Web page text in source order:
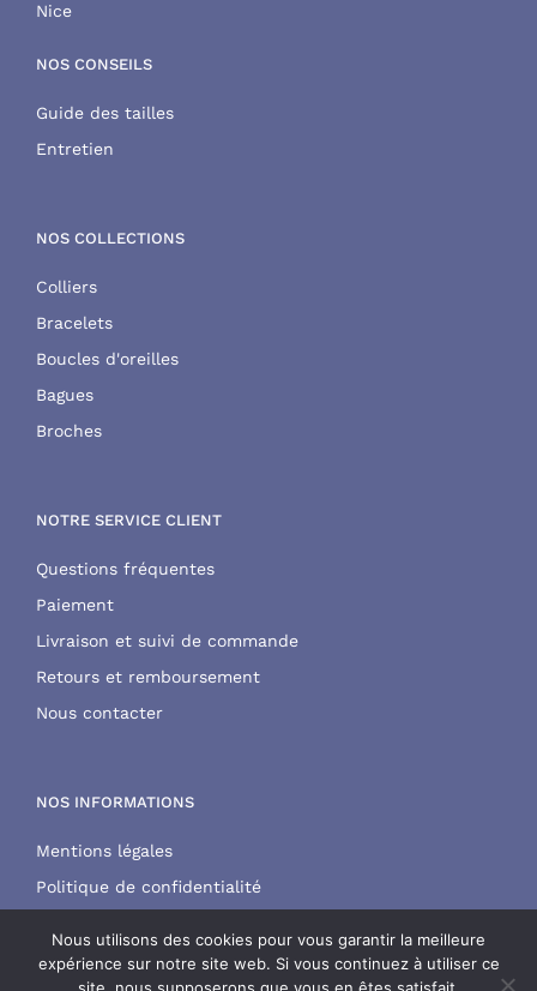
Nice
NOS CONSEILS
Guide des tailles
Entretien
NOS COLLECTIONS
Colliers
Bracelets
Boucles d'oreilles
Bagues
Broches
NOTRE SERVICE CLIENT
Questions fréquentes
Paiement
Livraison et suivi de commande
Retours et remboursement
Nous contacter
NOS INFORMATIONS
Mentions légales
Politique de confidentialité
Nous utilisons des cookies pour vous garantir la meilleure
expérience sur notre site web. Si vous continuez à utiliser ce